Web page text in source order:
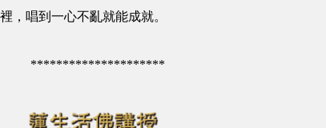
，唱到一心不亂就能成就。
*********************